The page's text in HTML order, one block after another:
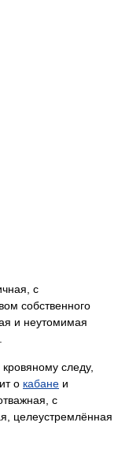
с
собственного
и неутомимая
кровяному следу,
о кабане и
с
целеустремлённая